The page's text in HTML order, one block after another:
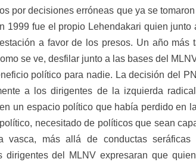
por decisiones erróneas que ya se
1999 fue el propio Lehendakari quien junto
a favor de los presos. Un año más
se ve, desfilar junto a las bases del
político para nadie. La decisión del
a los dirigentes de la izquierda
un espacio político que había perdido en
necesitado de políticos que sean
vasca, más allá de conductas seráficas
dirigentes del MLNV expresaran que